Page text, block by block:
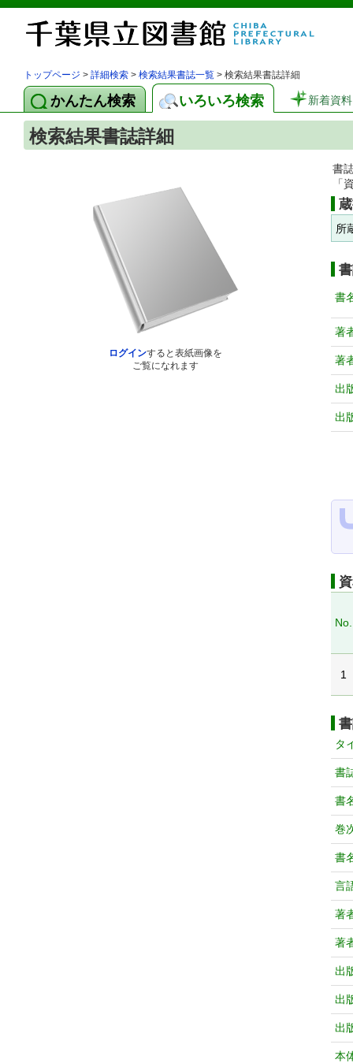
トップページ > 詳細検索 > 検索結果書誌一覧 > 検索結果書誌詳細
かんたん検索 いろいろ検索 新着資料
検索結果書誌詳細
ログインすると表紙画像を
ご覧になれます
書
「
所
書
著
著
出
出
No.
1
タ
書
書
巻
書
言
著
著
出
出
出
本